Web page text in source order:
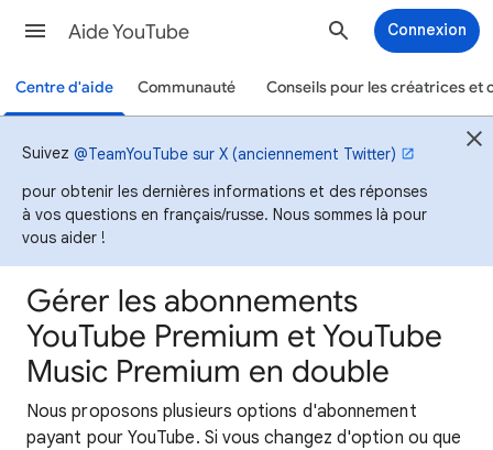
Aide YouTube Connexion
Centre d'aide Communauté Conseils pour les créatrices et
Suivez @TeamYouTube sur X (anciennement Twitter)
pour obtenir les dernières informations et des réponses
à vos questions en français/russe. Nous sommes là pour
vous aider !
Gérer les abonnements
YouTube Premium et YouTube
Music Premium en double
Nous proposons plusieurs options d'abonnement
payant pour YouTube. Si vous changez d'option ou que